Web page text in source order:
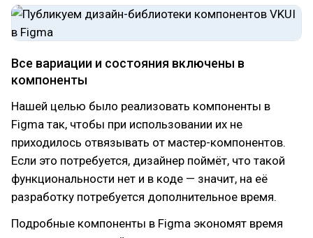
Все вариации и состояния включены в
компоненты
Нашей целью было реализовать компоненты в
Figma так, чтобы при использовании их не
приходилось отвязывать от мастер-компонентов.
Если это потребуется, дизайнер поймёт, что такой
функциональности нет и в коде — значит, на её
разработку потребуется дополнительное время.
Подробные компоненты в Figma экономят время